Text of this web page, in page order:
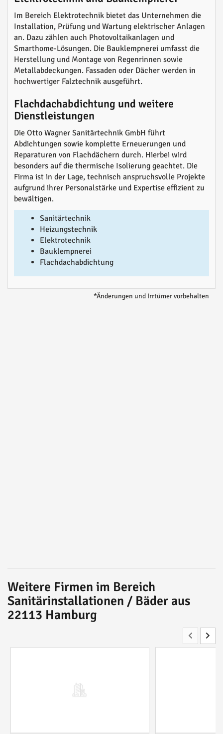
Im Bereich Elektrotechnik bietet das Unternehmen die
Installation, Prüfung und Wartung elektrischer Anlagen
an. Dazu zählen auch Photovoltaikanlagen und
Smarthome-Lösungen. Die Bauklempnerei umfasst die
Herstellung und Montage von Regenrinnen sowie
Metallabdeckungen. Fassaden oder Dächer werden in
hochwertiger Falztechnik ausgeführt.
Flachdachabdichtung und weitere
Dienstleistungen
Die Otto Wagner Sanitärtechnik GmbH führt
Abdichtungen sowie komplette Erneuerungen und
Reparaturen von Flachdächern durch. Hierbei wird
besonders auf die thermische Isolierung geachtet. Die
Firma ist in der Lage, technisch anspruchsvolle Projekte
aufgrund ihrer Personalstärke und Expertise effizient zu
bewältigen.
Sanitärtechnik
Heizungstechnik
Elektrotechnik
Bauklempnerei
Flachdachabdichtung
*Änderungen und Irrtümer vorbehalten
Weitere Firmen im Bereich
Sanitärinstallationen / Bäder aus
22113 Hamburg